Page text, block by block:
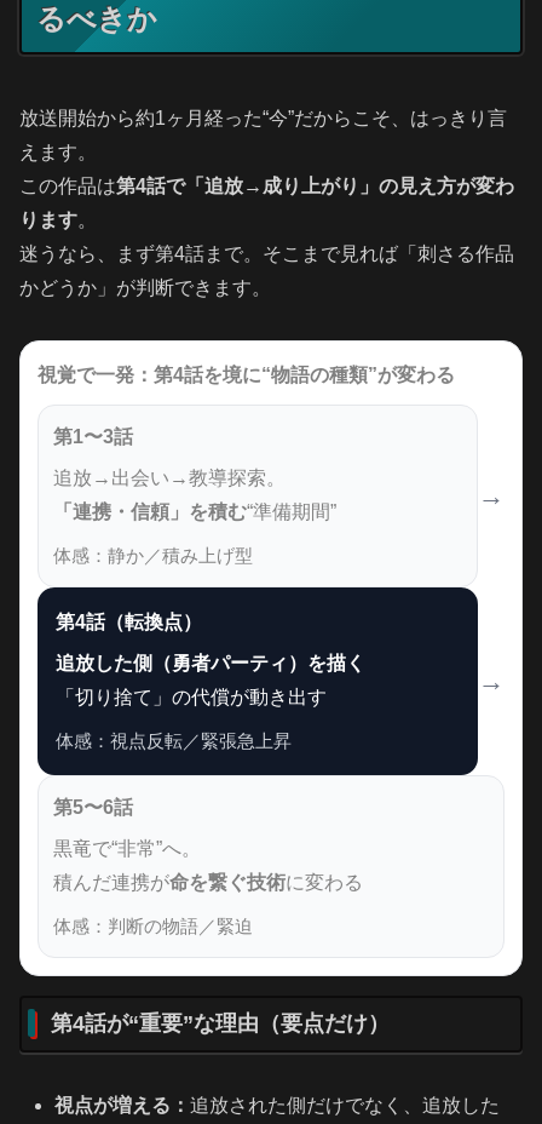
るべきか
放送開始から約1ヶ月経った“今”だからこそ、はっきり言
えます。
この作品は第4話で「追放→成り上がり」の見え方が変わ
ります。
迷うなら、まず第4話まで。そこまで見れば「刺さる作品
かどうか」が判断できます。
視覚で一発：第4話を境に“物語の種類”が変わる
第1〜3話
追放→出会い→教導探索。
「連携・信頼」を積む“準備期間”
体感：静か／積み上げ型
→
第4話（転換点）
追放した側（勇者パーティ）を描く
「切り捨て」の代償が動き出す
体感：視点反転／緊張急上昇
→
第5〜6話
黒竜で“非常”へ。
積んだ連携が命を繋ぐ技術に変わる
体感：判断の物語／緊迫
第4話が“重要”な理由（要点だけ）
視点が増える：追放された側だけでなく、追放した